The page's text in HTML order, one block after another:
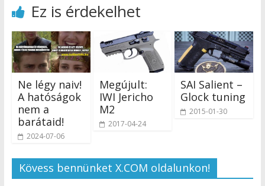
Ez is érdekelhet
Ne légy naiv!
A hatóságok
nem a
barátaid!
2024-07-06
Megújult:
IWI Jericho
M2
2017-04-24
SAI Salient –
Glock tuning
2015-01-30
Kövess bennünket X.COM oldalunkon!